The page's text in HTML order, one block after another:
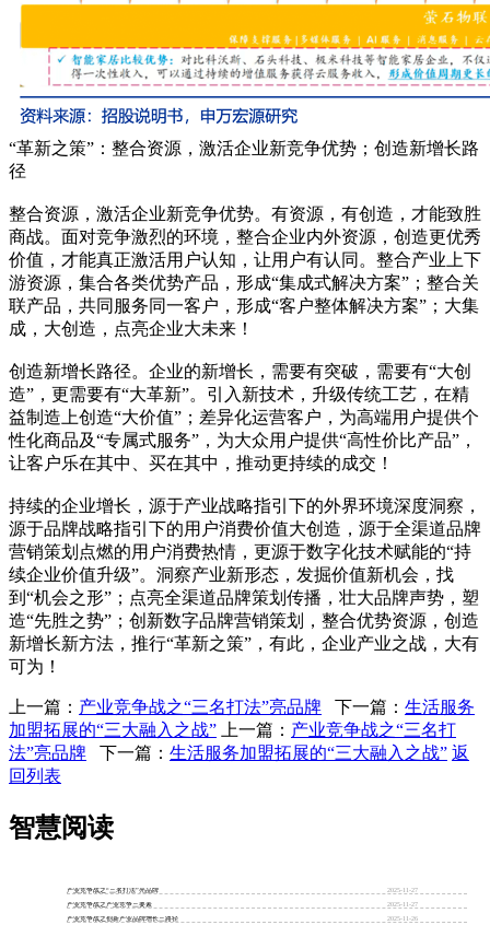
“革新之策”：整合资源，激活企业新竞争优势；创造新增长路
径
整合资源，激活企业新竞争优势。有资源，有创造，才能致胜
商战。面对竞争激烈的环境，整合企业内外资源，创造更优秀
价值，才能真正激活用户认知，让用户有认同。整合产业上下
游资源，集合各类优势产品，形成“集成式解决方案”；整合关
联产品，共同服务同一客户，形成“客户整体解决方案”；大集
成，大创造，点亮企业大未来！
创造新增长路径。企业的新增长，需要有突破，需要有“大创
造”，更需要有“大革新”。引入新技术，升级传统工艺，在精
益制造上创造“大价值”；差异化运营客户，为高端用户提供个
性化商品及“专属式服务”，为大众用户提供“高性价比产品”，
让客户乐在其中、买在其中，推动更持续的成交！
持续的企业增长，源于产业战略指引下的外界环境深度洞察，
源于品牌战略指引下的用户消费价值大创造，源于全渠道品牌
营销策划点燃的用户消费热情，更源于数字化技术赋能的“持
续企业价值升级”。洞察产业新形态，发掘价值新机会，找
到“机会之形”；点亮全渠道品牌策划传播，壮大品牌声势，塑
造“先胜之势”；创新数字品牌营销策划，整合优势资源，创造
新增长新方法，推行“革新之策”，有此，企业产业之战，大有
可为！
上一篇： 产业竞争战之“三名打法”亮品牌 下一篇： 生活服务
加盟拓展的“三大融入之战” 上一篇： 产业竞争战之“三名打
法”亮品牌 下一篇： 生活服务加盟拓展的“三大融入之战” 返
回列表
智慧阅读
产业竞争战之“三名打法”亮品牌 2025-11-27
产业竞争战之产业竞争三要素 2025-11-27
产业竞争战之创新产业品牌增长三路径 2025-11-26